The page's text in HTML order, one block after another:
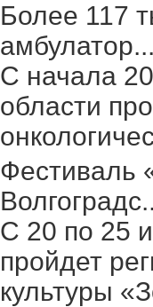
Более 117
амбулатор...
С начала
области
Фестиваль
С 20 по 25
пройдет
культуры